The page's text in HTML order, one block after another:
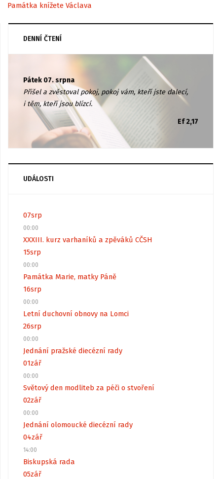
Památka knížete Václava
DENNÍ ČTENÍ
Pátek 07. srpna
Přišel a zvěstoval pokoj, pokoj vám, kteří jste dalecí,
i těm, kteří jsou blízcí.
Ef 2,17
UDÁLOSTI
07srp
00:00
XXXIII. kurz varhaníků a zpěváků CČSH
15srp
00:00
Památka Marie, matky Páně
16srp
00:00
Letní duchovní obnovy na Lomci
26srp
00:00
Jednání pražské diecézní rady
01zář
00:00
Světový den modliteb za péči o stvoření
02zář
00:00
Jednání olomoucké diecézní rady
04zář
14:00
Biskupská rada
05zář